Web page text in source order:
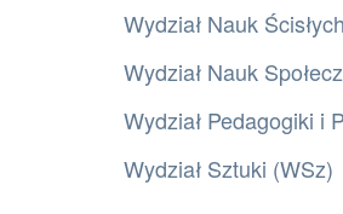
Wydział Nauk
Wydział Nauk
Wydział Pedagogiki i
Wydział Sztuki (WSz)